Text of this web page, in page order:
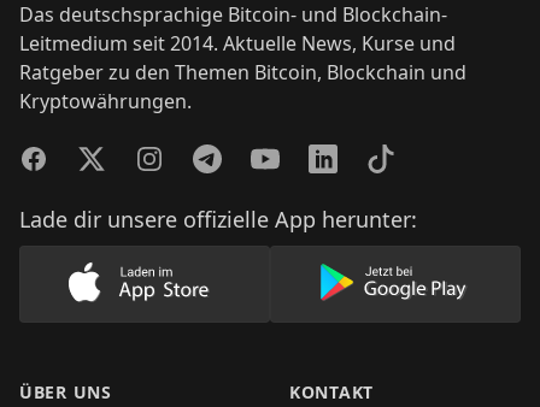
Das deutschsprachige Bitcoin- und Blockchain-
Leitmedium seit 2014. Aktuelle News, Kurse und
Ratgeber zu den Themen Bitcoin, Blockchain und
Kryptowährungen.
FacebookTwitterInstagramTelegramYouTubeLinkedInTikTok
Lade dir unsere offizielle App herunter:
Lade unsere App im AppStore herunter
Lade unsere
ÜBER UNS KONTAKT